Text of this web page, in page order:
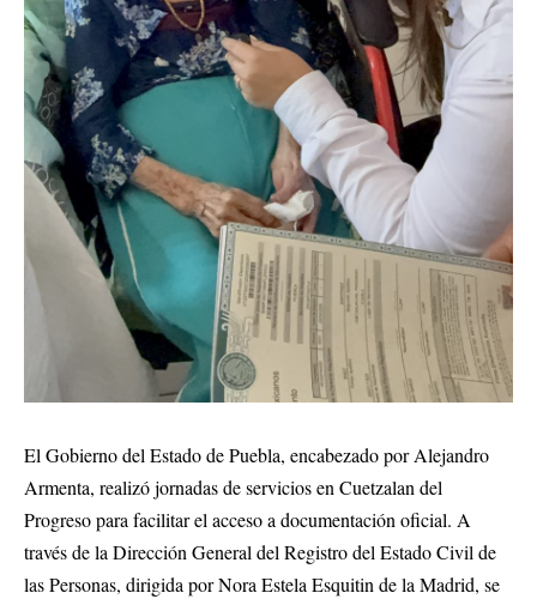
El Gobierno del Estado de Puebla, encabezado por Alejandro
Armenta, realizó jornadas de servicios en Cuetzalan del
Progreso para facilitar el acceso a documentación oficial. A
través de la Dirección General del Registro del Estado Civil de
las Personas, dirigida por Nora Estela Esquitin de la Madrid, se